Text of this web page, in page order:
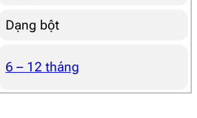
Dạng bột
6 – 12 tháng